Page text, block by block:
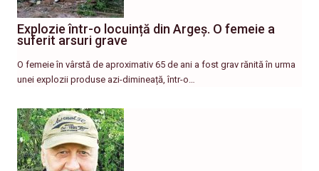
Explozie într-o locuință din Argeș. O femeie a
suferit arsuri grave
O femeie în vârstă de aproximativ 65 de ani a fost grav rănită în urma
unei explozii produse azi-dimineață, într-o…